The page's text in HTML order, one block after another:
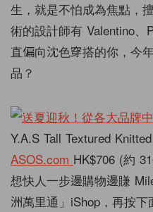
生，就是不怕成為焦點，
術的設計師有 Valentino
直偏向沈色穿搭的你，今
品？
Y.A.S Tall Textured
ASOS.com HK$706 (約
想快人一步邊購物邊賺
洲萬里通」iShop，再按